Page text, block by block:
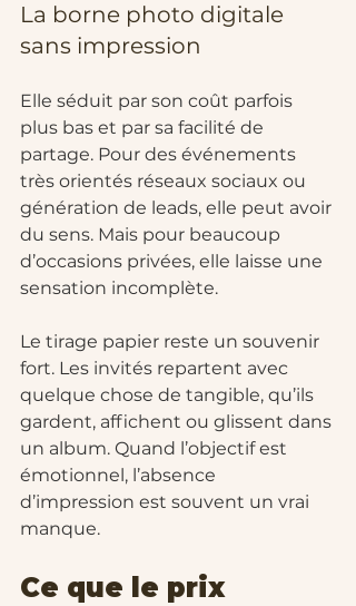
La borne photo digitale
sans impression
Elle séduit par son coût parfois
plus bas et par sa facilité de
partage. Pour des événements
très orientés réseaux sociaux ou
génération de leads, elle peut avoir
du sens. Mais pour beaucoup
d’occasions privées, elle laisse une
sensation incomplète.
Le tirage papier reste un souvenir
fort. Les invités repartent avec
quelque chose de tangible, qu’ils
gardent, affichent ou glissent dans
un album. Quand l’objectif est
émotionnel, l’absence
d’impression est souvent un vrai
manque.
Ce que le prix